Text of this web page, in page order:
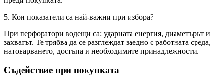
5. Кои показатели са най-важни при избора?
При перфоратори водещи са: ударната енергия, диаметърът и
захватът. Те трябва да се разглеждат заедно с работната среда,
натоварването, достъпа и необходимите принадлежности.
Съдействие при покупката